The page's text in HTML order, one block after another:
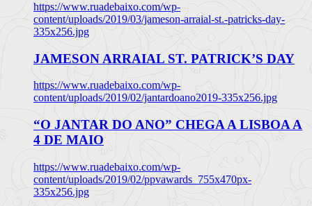
https://www.ruadebaixo.com/wp-
content/uploads/2019/03/jameson-arraial-st.-patricks-day-
335x256.jpg
JAMESON ARRAIAL ST. PATRICK’S DAY
https://www.ruadebaixo.com/wp-
content/uploads/2019/02/jantardoano2019-335x256.jpg
“O JANTAR DO ANO” CHEGA A LISBOA A
4 DE MAIO
https://www.ruadebaixo.com/wp-
content/uploads/2019/02/ppvawards_755x470px-
335x256.jpg